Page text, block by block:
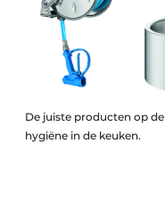
De juiste producten op
hygiëne in de keuken.